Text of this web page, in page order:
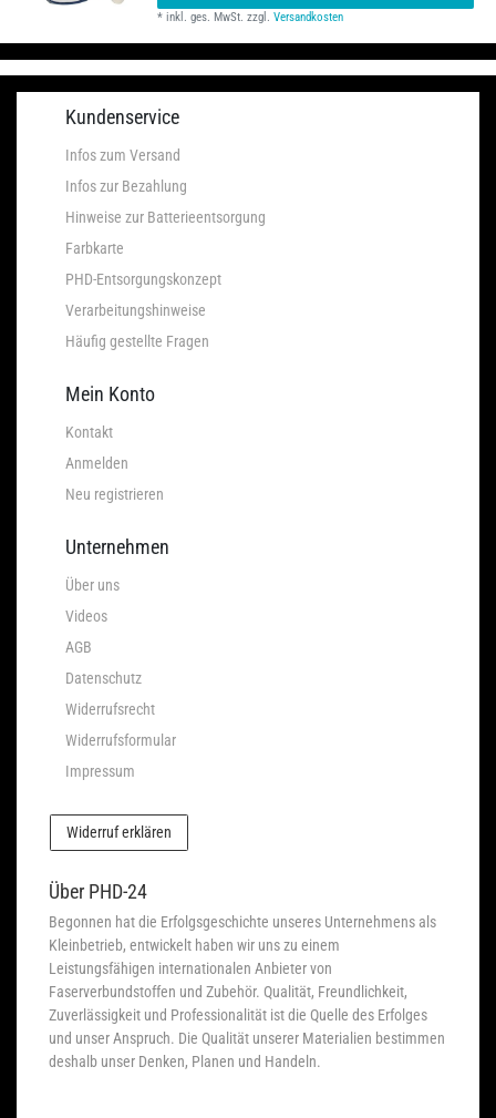
*inkl. ges. MwSt. zzgl.Versandkosten
Kundenservice
Infos zum Versand
Infos zur Bezahlung
Hinweise zur Batterieentsorgung
Farbkarte
PHD-Entsorgungskonzept
Verarbeitungshinweise
Häufig gestellte Fragen
Mein Konto
Kontakt
Anmelden
Neu registrieren
Unternehmen
Über uns
Videos
AGB
Datenschutz
Widerrufsrecht
Widerrufsformular
Impressum
Widerruf erklären
Über PHD-24
Begonnen hat die Erfolgsgeschichte unseres Unternehmens als
Kleinbetrieb, entwickelt haben wir uns zu einem
Leistungsfähigen internationalen Anbieter von
Faserverbundstoffen und Zubehör. Qualität, Freundlichkeit,
Zuverlässigkeit und Professionalität ist die Quelle des Erfolges
und unser Anspruch. Die Qualität unserer Materialien bestimmen
deshalb unser Denken, Planen und Handeln.